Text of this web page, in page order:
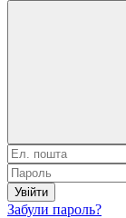
Увійти
Забули пароль?